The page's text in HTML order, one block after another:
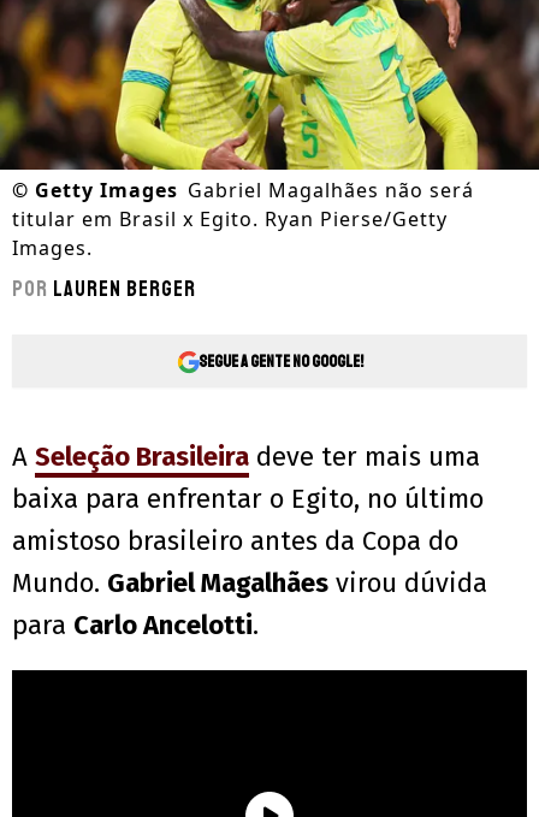
© Getty Images Gabriel Magalhães não será
titular em Brasil x Egito. Ryan Pierse/Getty
Images.
Por Lauren Berger
Segue a gente no Google!
A Seleção Brasileira deve ter mais uma
baixa para enfrentar o Egito, no último
amistoso brasileiro antes da Copa do
Mundo. Gabriel Magalhães virou dúvida
para Carlo Ancelotti.